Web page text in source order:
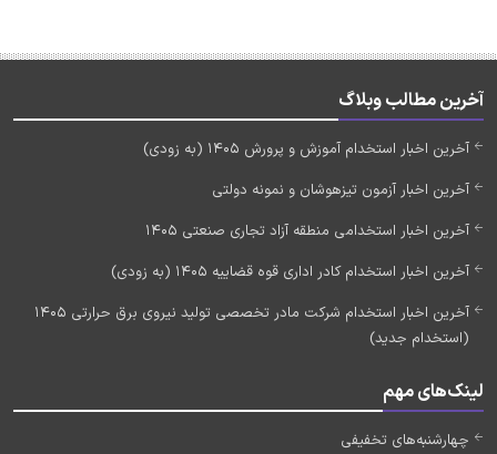
آخرین مطالب وبلاگ
آخرین اخبار استخدام آموزش و پرورش 1405 (به زودی)
آخرین اخبار آزمون تیزهوشان و نمونه دولتی
آخرین اخبار استخدامی منطقه آزاد تجاری صنعتی 1405
آخرین اخبار استخدام کادر اداری قوه قضاییه 1405 (به زودی)
آخرین اخبار استخدام شرکت مادر تخصصی تولید نیروی برق حرارتی 1405
(استخدام جدید)
لینک‌های مهم
چهارشنبه‌های تخفیفی